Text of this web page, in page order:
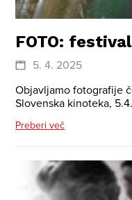
FOTO:
5. 4. 2025
Objavljamo fotografije
Slovenska kinoteka,
Preberi več